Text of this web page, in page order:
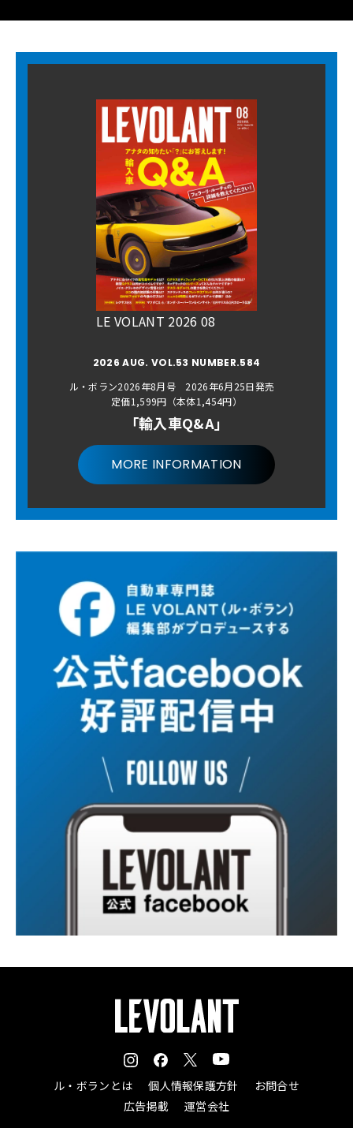
LE VOLANT 2026 08
2026 AUG. VOL.53 NUMBER.584
ル・ボラン2026年8月号 2026年6月25日発売
定価1,599円（本体1,454円）
「輸入車Q&A」
MORE INFORMATION
ル・ボランとは 個人情報保護方針
お問合せ
広告掲載
運営会社